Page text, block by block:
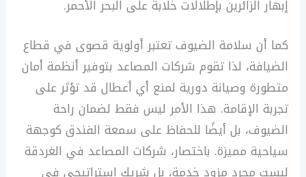
إبهار الزائرين بإطلالات خلابة على البحر الأحمر.
كما أن سلامة الضيوف تعتبر أولوية قصوى في قطاع
الضيافة، لذا تقوم شركات المصاعد بتوفير أنظمة أمان
متطورة وصيانة دورية لمنع أي أعطال قد تؤثر على
تجربة الإقامة. هذا الأمر ليس فقط لضمان راحة
الضيوف، بل أيضًا للحفاظ على سمعة الفندق كوجهة
سياحية مميزة. باختصار، شركات المصاعد في الغردقة
ليست مجرد مزود خدمة، بل شريك استراتيجي في